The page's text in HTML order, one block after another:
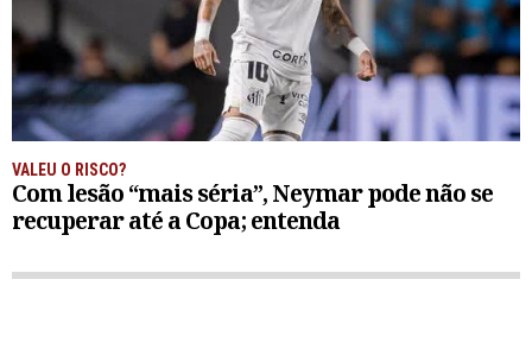
VALEU O RISCO?
Com lesão “mais séria”, Neymar pode não se
recuperar até a Copa; entenda